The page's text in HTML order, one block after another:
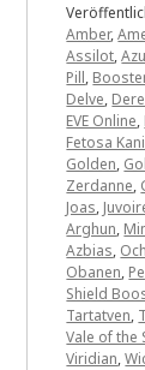
Amber,
Assilot,
Pill,
Delve,
EVE Online,
Fetosa
Golden,
Zerdanne,
Joas,
Arghun,
Azbias,
Obanen,
Shield
Tartatven,
Vale of the
Viridian,